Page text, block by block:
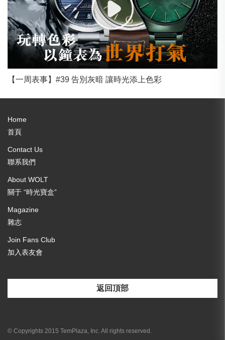
【一周表事】#39 告別灰暗 讓時光添上色彩
Home
首頁
Contact Us
聯系我們
About WOLT
關于 “時光寶盒”
Magazine
雜志
Join Fans Club
加入表友會
返回頂部
© Copyrights 2015 TemPlaza, Inc. All rights reserved.